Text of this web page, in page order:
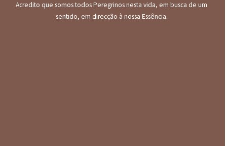
Acredito que somos todos Peregrinos nesta vida, em busca de um
sentido, em direcção à nossa Essência.